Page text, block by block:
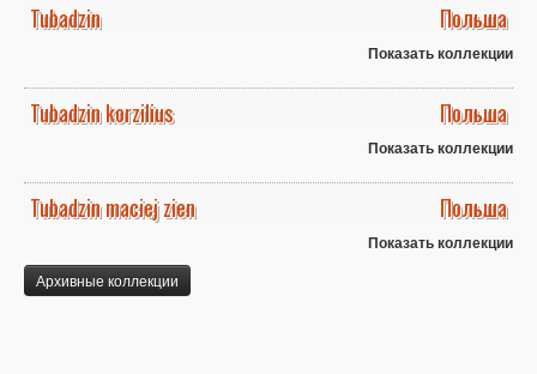
Tubadzin Польша
Показать коллекции
Tubadzin korzilius Польша
Показать коллекции
Tubadzin maciej zien Польша
Показать коллекции
Архивные коллекции